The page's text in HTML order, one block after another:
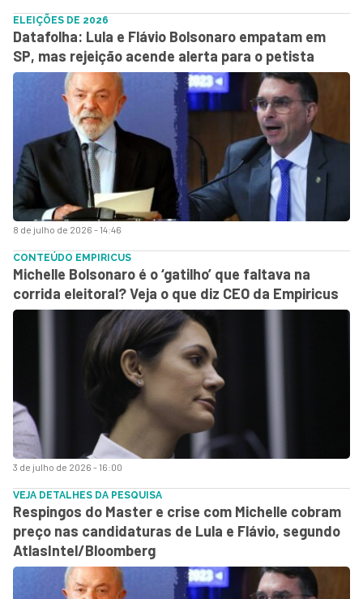
8 de julho de 2026 - 14:46
ELEIÇÕES DE 2026
Datafolha: Lula e Flávio Bolsonaro empatam em
SP, mas rejeição acende alerta para o petista
3 de julho de 2026 - 16:00
CONTEÚDO EMPIRICUS
Michelle Bolsonaro é o ‘gatilho’ que faltava na
corrida eleitoral? Veja o que diz CEO da Empiricus
VEJA DETALHES DA PESQUISA
Respingos do Master e crise com Michelle cobram
preço nas candidaturas de Lula e Flávio, segundo
AtlasIntel/Bloomberg